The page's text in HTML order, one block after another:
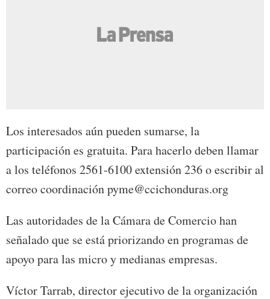
Los interesados aún pueden sumarse, la
participación es gratuita. Para hacerlo deben llamar
a los teléfonos 2561-6100 extensión 236 o escribir al
correo coordinación pyme@ccichonduras.org
Las autoridades de la Cámara de Comercio han
señalado que se está priorizando en programas de
apoyo para las micro y medianas empresas.
Víctor Tarrab, director ejecutivo de la organización